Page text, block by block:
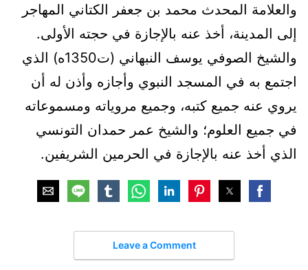
والعلامة المحدث محمد بن جعفر الكتاني المهاجر
إلى المدينة، أخذ عنه بالإجازة في حجته الأولى.
والشيخ الصوفي يوسف النبهاني (ت1350ه) الذي
اجتمع به في المسجد النبوي وأجازه وأذن له أن
يروي عنه جميع كتبه، وجميع مروياته ومسموعاته
في جميع العلوم؛ والشيخ عمر حمدان التونسي
الذي أخذ عنه بالإجازة في الحرمين الشريفين.
Leave a Comment